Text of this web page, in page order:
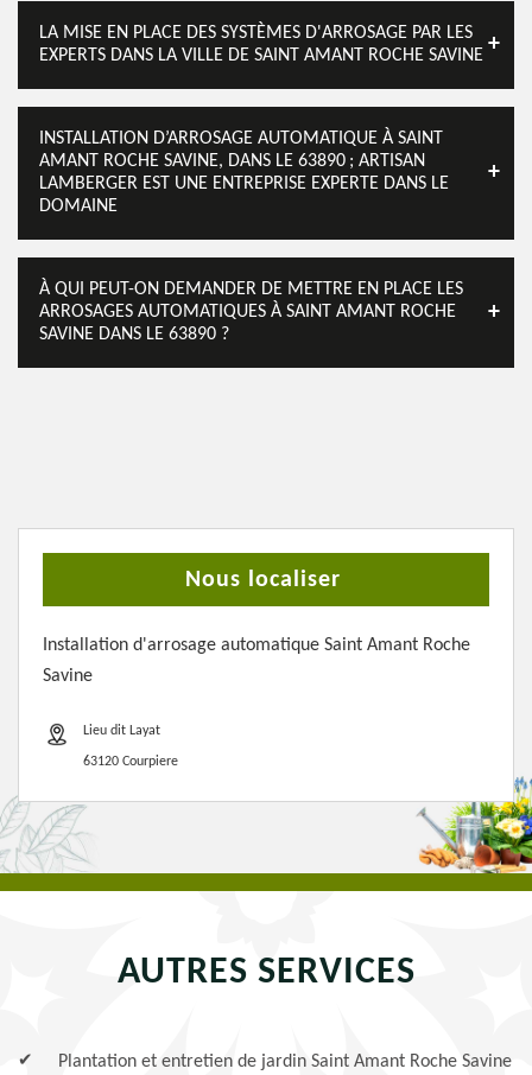
LA MISE EN PLACE DES SYSTÈMES D'ARROSAGE PAR LES
EXPERTS DANS LA VILLE DE SAINT AMANT ROCHE SAVINE
INSTALLATION D’ARROSAGE AUTOMATIQUE À SAINT
AMANT ROCHE SAVINE, DANS LE 63890 ; ARTISAN
LAMBERGER EST UNE ENTREPRISE EXPERTE DANS LE
DOMAINE
À QUI PEUT-ON DEMANDER DE METTRE EN PLACE LES
ARROSAGES AUTOMATIQUES À SAINT AMANT ROCHE
SAVINE DANS LE 63890 ?
Nous localiser
Installation d'arrosage automatique Saint Amant Roche
Savine
Lieu dit Layat
63120 Courpiere
AUTRES SERVICES
Plantation et entretien de jardin Saint Amant Roche Savine